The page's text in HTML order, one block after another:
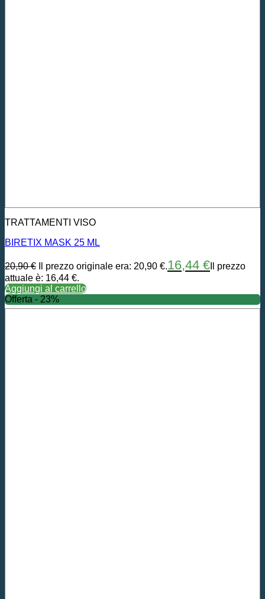
TRATTAMENTI VISO
BIRETIX MASK 25 ML
20,90€ Il prezzo originale era: 20,90 €.16,44 € Il prezzo
attuale è: 16,44 €.
Aggiungi al carrello
Offerta - 23%